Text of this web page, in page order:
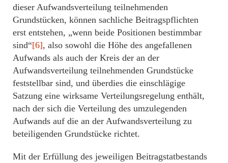
dieser Aufwandsverteilung teilnehmenden
Grundstücken, können sachliche Beitragspflichten
erst entstehen, „wenn beide Positionen bestimmbar
sind“[6], also sowohl die Höhe des angefallenen
Aufwands als auch der Kreis der an der
Aufwandsverteilung teilnehmenden Grundstücke
feststellbar sind, und überdies die einschlägige
Satzung eine wirksame Verteilungsregelung enthält,
nach der sich die Verteilung des umzulegenden
Aufwands auf die an der Aufwandsverteilung zu
beteiligenden Grundstücke richtet.
Mit der Erfüllung des jeweiligen Beitragstatbestands